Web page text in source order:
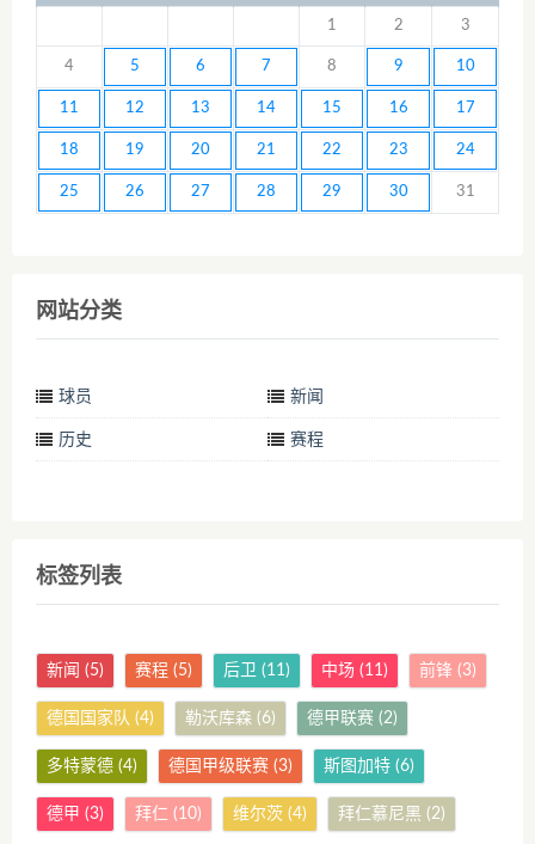
1 2 3
4 5 6 7 8 9 10
11 12 13 14 15 16 17
18 19 20 21 22 23 24
25 26 27 28 29 30 31
网站分类
球员 新闻
历史 赛程
标签列表
新闻 (5) 赛程 (5) 后卫 (11) 中场 (11) 前锋 (3)
德国国家队 (4) 勒沃库森 (6) 德甲联赛 (2)
多特蒙德 (4) 德国甲级联赛 (3) 斯图加特 (6)
德甲 (3) 拜仁 (10) 维尔茨 (4) 拜仁慕尼黑 (2)